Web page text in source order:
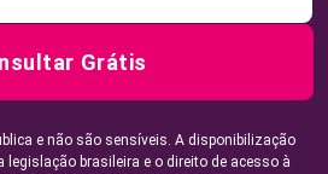
Grátis
e não são sensíveis. A disponibilização
legislação brasileira e o direito de acesso à